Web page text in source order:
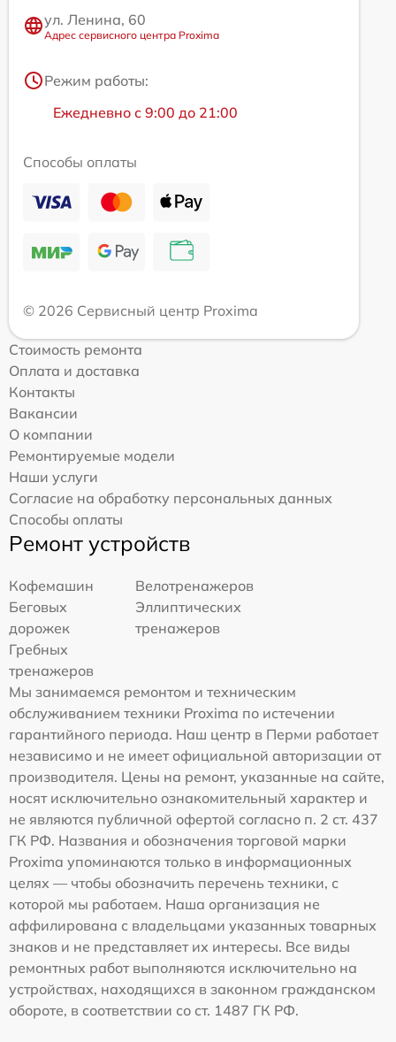
ул. Ленина, 60
Адрес сервисного центра Proxima
Режим работы:
Ежедневно с 9:00 до 21:00
Способы оплаты
© 2026 Сервисный центр Proxima
Стоимость ремонта
Оплата и доставка
Контакты
Вакансии
О компании
Ремонтируемые модели
Наши услуги
Согласие на обработку персональных данных
Способы оплаты
Ремонт устройств
Кофемашин
Велотренажеров
Беговых
дорожек
Эллиптических
тренажеров
Гребных
тренажеров
Мы занимаемся ремонтом и техническим
обслуживанием техники Proxima по истечении
гарантийного периода. Наш центр в Перми работает
независимо и не имеет официальной авторизации от
производителя. Цены на ремонт, указанные на сайте,
носят исключительно ознакомительный характер и
не являются публичной офертой согласно п. 2 ст. 437
ГК РФ. Названия и обозначения торговой марки
Proxima упоминаются только в информационных
целях — чтобы обозначить перечень техники, с
которой мы работаем. Наша организация не
аффилирована с владельцами указанных товарных
знаков и не представляет их интересы. Все виды
ремонтных работ выполняются исключительно на
устройствах, находящихся в законном гражданском
обороте, в соответствии со ст. 1487 ГК РФ.